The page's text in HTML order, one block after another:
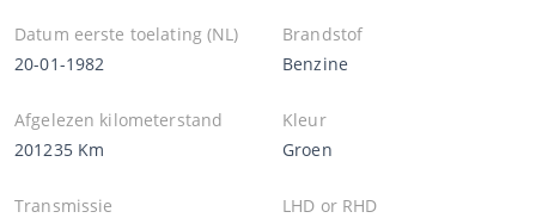
Datum eerste toelating (NL)
20-01-1982
Brandstof
Benzine
Afgelezen kilometerstand
201235 Km
Kleur
Groen
Transmissie
LHD or RHD